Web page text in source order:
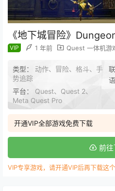
《地下城冒险》
VIP 1 年前 Quest 一体机游
类型： 动作、冒险、格斗、手
势追踪
平台： Quest、Quest 2、
Meta Quest Pro
开通VIP全部游戏免费下载
前
VIP专享游戏，请开通VIP后再下载这个